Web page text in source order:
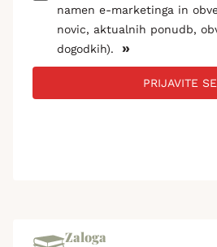
namen e-marketinga in
novic, aktualnih ponudb,
dogodkih).
»
PRIJAVITE SE
Zaloga